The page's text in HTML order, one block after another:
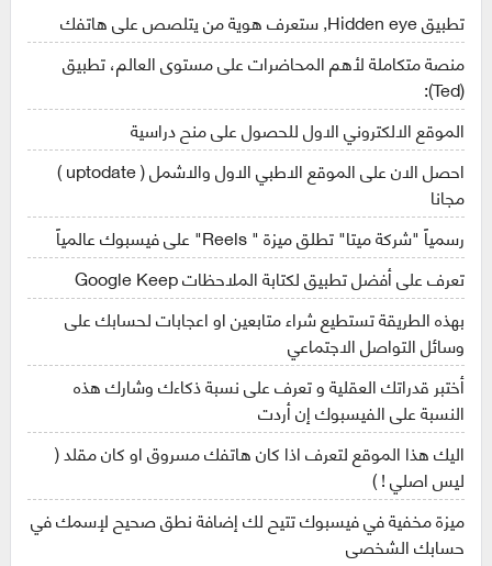
تطبيق Hidden eye, ستعرف هوية من يتلصص على هاتفك
منصة متكاملة لأهم المحاضرات على مستوى العالم، تطبيق
(Ted):
الموقع الالكتروني الاول للحصول على منح دراسية
احصل الان على الموقع الاطبي الاول والاشمل ( uptodate )
مجانا
رسمياً "شركة ميتا" تطلق ميزة " Reels" على فيسبوك عالمياً
تعرف على أفضل تطبيق لكتابة الملاحظات Google Keep
بهذه الطريقة تستطيع شراء متابعين او اعجابات لحسابك على
وسائل التواصل الاجتماعي
أختبر قدراتك العقلية و تعرف على نسبة ذكاءك وشارك هذه
النسبة على الفيسبوك إن أردت
اليك هذا الموقع لتعرف اذا كان هاتفك مسروق او كان مقلد (
ليس اصلي ! )
ميزة مخفية في فيسبوك تتيح لك إضافة نطق صحيح لإسمك في
حسابك الشخصي